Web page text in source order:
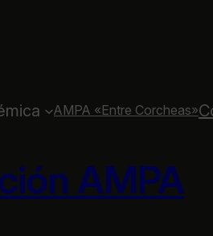
AMPA «Entre Corcheas»
AMPA